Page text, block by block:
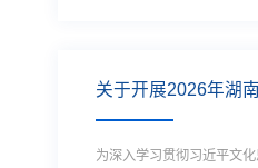
关于开展2026年湖
为深入学习贯彻习近平文